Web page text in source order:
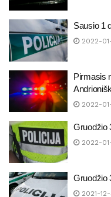
Sausio 1
2022-
Pirmasis
2022-
Gruodžio
2022-
Gruodžio
2021-12-